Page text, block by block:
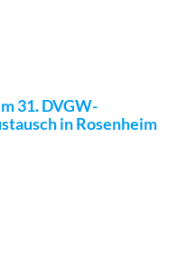
31. DVGW-
in Rosenheim